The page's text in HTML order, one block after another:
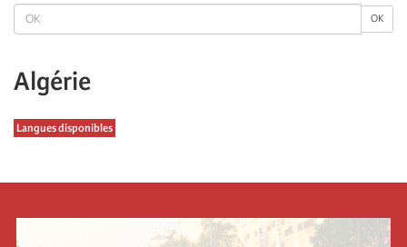
OK OK
Algérie
Langues disponibles